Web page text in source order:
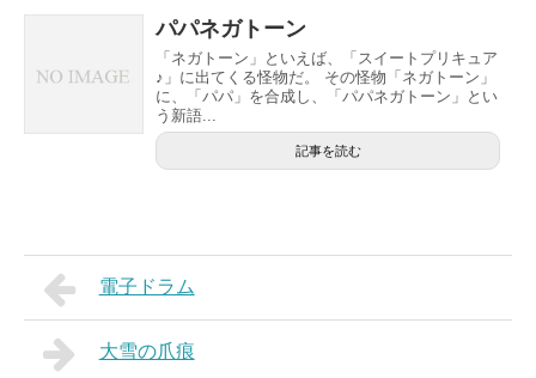
パパネガトーン
「ネガトーン」といえば、「スイートプリキュア
♪」に出てくる怪物だ。 その怪物「ネガトーン」
に、「パパ」を合成し、「パパネガトーン」とい
う新語...
記事を読む
電子ドラム
大雪の爪痕